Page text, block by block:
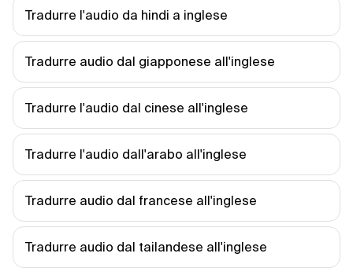
Tradurre l'audio da hindi a inglese
Tradurre audio dal giapponese all'inglese
Tradurre l'audio dal cinese all'inglese
Tradurre l'audio dall'arabo all'inglese
Tradurre audio dal francese all'inglese
Tradurre audio dal tailandese all'inglese